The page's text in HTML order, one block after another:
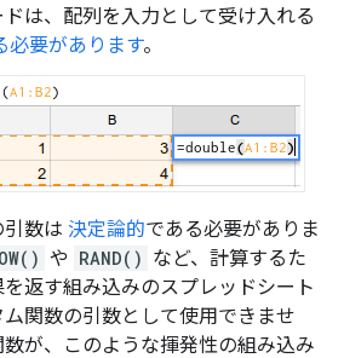
は、配列を入力として受け入れる
必要があります。
数は 決定論的である必要がありま
や RAND() など、計算するた
返す組み込みのスプレッドシート
関数の引数として使用できませ
が、このような揮発性の組み込み